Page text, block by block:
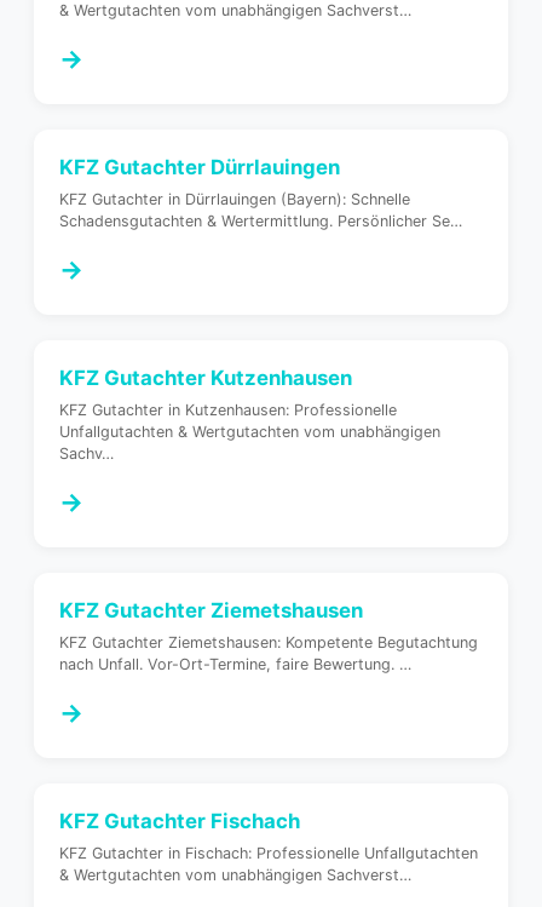
& Wertgutachten vom unabhängigen Sachverst…
→
KFZ Gutachter Dürrlauingen
KFZ Gutachter in Dürrlauingen (Bayern): Schnelle
Schadensgutachten & Wertermittlung. Persönlicher Se…
→
KFZ Gutachter Kutzenhausen
KFZ Gutachter in Kutzenhausen: Professionelle
Unfallgutachten & Wertgutachten vom unabhängigen
Sachv…
→
KFZ Gutachter Ziemetshausen
KFZ Gutachter Ziemetshausen: Kompetente Begutachtung
nach Unfall. Vor-Ort-Termine, faire Bewertung. …
→
KFZ Gutachter Fischach
KFZ Gutachter in Fischach: Professionelle Unfallgutachten
& Wertgutachten vom unabhängigen Sachverst…